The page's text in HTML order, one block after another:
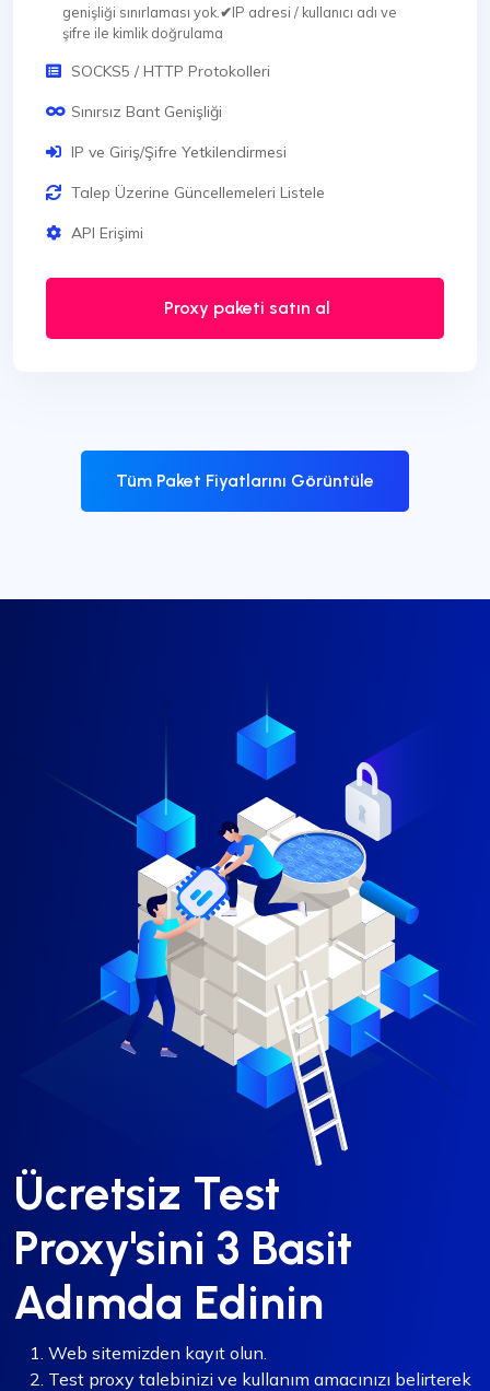
genişliği sınırlaması yok.✔IP adresi / kullanıcı adı ve
şifre ile kimlik doğrulama
SOCKS5 / HTTP Protokolleri
Sınırsız Bant Genişliği
IP ve Giriş/Şifre Yetkilendirmesi
Talep Üzerine Güncellemeleri Listele
API Erişimi
Proxy paketi satın al
Tüm Paket Fiyatlarını Görüntüle
Ücretsiz Test
Proxy'sini 3 Basit
Adımda Edinin
Web sitemizden kayıt olun.
Test proxy talebinizi ve kullanım amacınızı belirterek